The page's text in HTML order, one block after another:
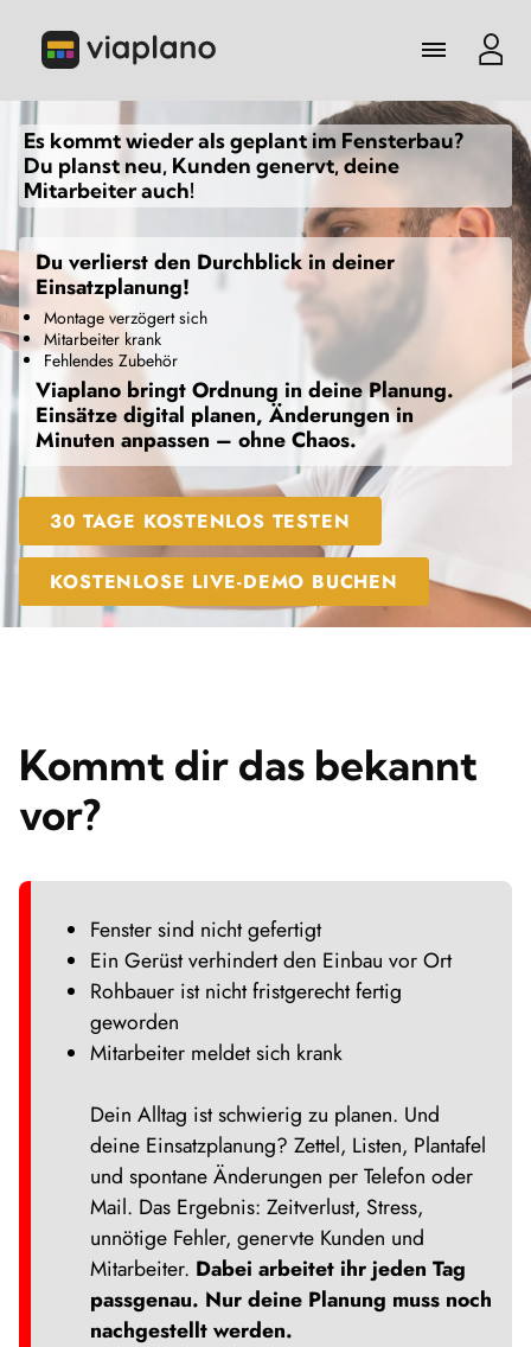
überspringen
Branchen
Live-Demo
Blog
Häufige Fragen
Preise
Anleitung
KOSTENLOS TESTEN!
Es kommt wieder als geplant im Fensterbau?
Du planst neu, Kunden genervt, deine
Mitarbeiter auch!
Du verlierst den Durchblick in deiner
Einsatzplanung!
Montage verzögert sich
Mitarbeiter krank
Fehlendes Zubehör
Viaplano bringt Ordnung in deine Planung.
Einsätze digital planen, Änderungen in
Minuten anpassen – ohne Chaos.
30 TAGE KOSTENLOS TESTEN
KOSTENLOSE LIVE-DEMO BUCHEN
Kommt dir das bekannt
vor?
Fenster sind nicht gefertigt
Ein Gerüst verhindert den Einbau vor Ort
Rohbauer ist nicht fristgerecht fertig
geworden
Mitarbeiter meldet sich krank
Dein Alltag ist schwierig zu planen. Und
deine Einsatzplanung? Zettel, Listen, Plantafel
und spontane Änderungen per Telefon oder
Mail. Das Ergebnis: Zeitverlust, Stress,
unnötige Fehler, genervte Kunden und
Mitarbeiter. Dabei arbeitet ihr jeden Tag
passgenau. Nur deine Planung muss noch
nachgestellt werden.